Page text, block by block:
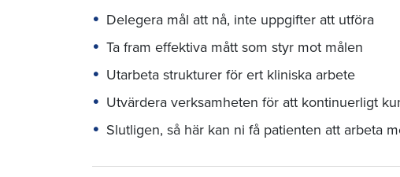
Delegera mål att nå, inte uppgifter att utföra
Ta fram effektiva mått som styr mot målen
Utarbeta strukturer för ert kliniska arbete
Utvärdera verksamheten för att kontinuerligt
Slutligen, så här kan ni få patienten att arbeta